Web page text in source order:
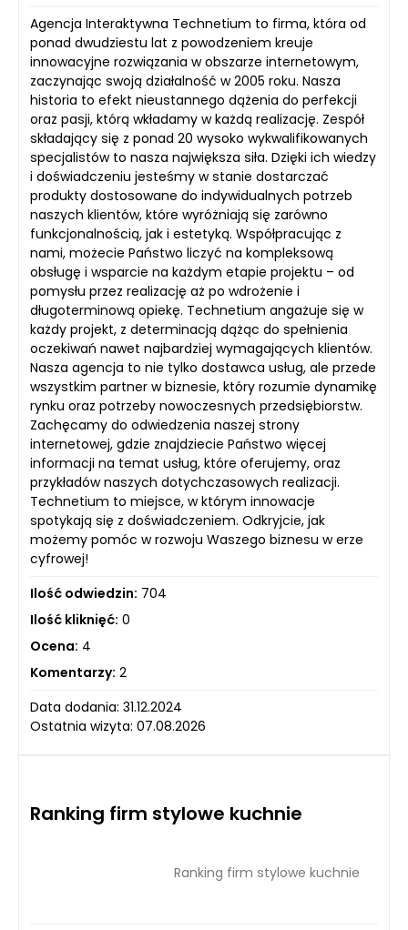
Agencja Interaktywna Technetium to firma, która od
ponad dwudziestu lat z powodzeniem kreuje
innowacyjne rozwiązania w obszarze internetowym,
zaczynając swoją działalność w 2005 roku. Nasza
historia to efekt nieustannego dążenia do perfekcji
oraz pasji, którą wkładamy w każdą realizację. Zespół
składający się z ponad 20 wysoko wykwalifikowanych
specjalistów to nasza największa siła. Dzięki ich wiedzy
i doświadczeniu jesteśmy w stanie dostarczać
produkty dostosowane do indywidualnych potrzeb
naszych klientów, które wyróżniają się zarówno
funkcjonalnością, jak i estetyką. Współpracując z
nami, możecie Państwo liczyć na kompleksową
obsługę i wsparcie na każdym etapie projektu – od
pomysłu przez realizację aż po wdrożenie i
długoterminową opiekę. Technetium angażuje się w
każdy projekt, z determinacją dążąc do spełnienia
oczekiwań nawet najbardziej wymagających klientów.
Nasza agencja to nie tylko dostawca usług, ale przede
wszystkim partner w biznesie, który rozumie dynamikę
rynku oraz potrzeby nowoczesnych przedsiębiorstw.
Zachęcamy do odwiedzenia naszej strony
internetowej, gdzie znajdziecie Państwo więcej
informacji na temat usług, które oferujemy, oraz
przykładów naszych dotychczasowych realizacji.
Technetium to miejsce, w którym innowacje
spotykają się z doświadczeniem. Odkryjcie, jak
możemy pomóc w rozwoju Waszego biznesu w erze
cyfrowej!
Ilość odwiedzin: 704
Ilość kliknięć: 0
Ocena: 4
Komentarzy: 2
Data dodania: 31.12.2024
Ostatnia wizyta: 07.08.2026
Ranking firm stylowe kuchnie
Ranking firm stylowe kuchnie